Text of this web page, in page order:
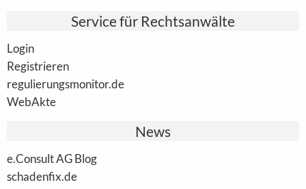
Service für Rechtsanwälte
Login
Registrieren
regulierungsmonitor.de
WebAkte
News
e.Consult AG Blog
schadenfix.de